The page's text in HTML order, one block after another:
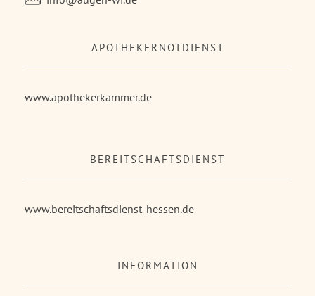
APOTHEKERNOTDIENST
www.apothekerkammer.de
BEREITSCHAFTSDIENST
www.bereitschaftsdienst-hessen.de
INFORMATION